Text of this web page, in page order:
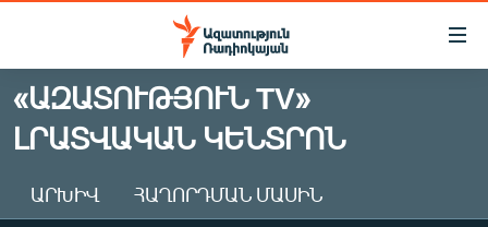
Մատչելիության
Անցնել
հիմնական
բովանդակությանը
հիմնական
ԱԶԱՏՈՒԹՅՈՒՆ TV
ՀԱՅԱՍՏԱՆ
ՔԱՂԱՔԱԿԱՆ
«ԱԶԱՏՈՒԹՅՈՒՆ TV»
ԼՐԱՏՎԱԿԱՆ ԿԵՆՏՐՈՆ
ԱՐԽԻՎ ՀԱՂՈՐԴՄԱՆ ՄԱՍԻՆ